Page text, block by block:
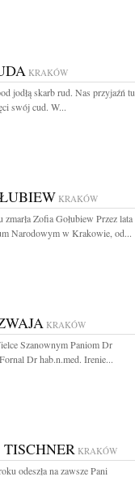
KRAKÓW
jodłą skarb rud. Nas przyjaźń tu
swój cud. W...
KRAKÓW
zmarła Zofia Gołubiew Przez lata
Narodowym w Krakowie, od...
KRAKÓW
Szanownym Paniom Dr
Dr hab.n.med. Irenie...
KRAKÓW
odeszła na zawsze Pani